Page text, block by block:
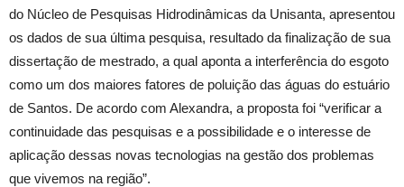
do Núcleo de Pesquisas Hidrodinâmicas da Unisanta, apresentou
os dados de sua última pesquisa, resultado da finalização de sua
dissertação de mestrado, a qual aponta a interferência do esgoto
como um dos maiores fatores de poluição das águas do estuário
de Santos. De acordo com Alexandra, a proposta foi “verificar a
continuidade das pesquisas e a possibilidade e o interesse de
aplicação dessas novas tecnologias na gestão dos problemas
que vivemos na região”.